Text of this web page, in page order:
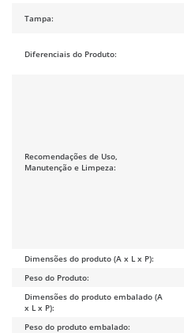
Tampa:
Diferenciais do Produto:
Recomendações de Uso,
Manutenção e Limpeza:
Dimensões do produto (A x L x P):
Peso do Produto:
Dimensões do produto embalado (A
x L x P):
Peso do produto embalado: